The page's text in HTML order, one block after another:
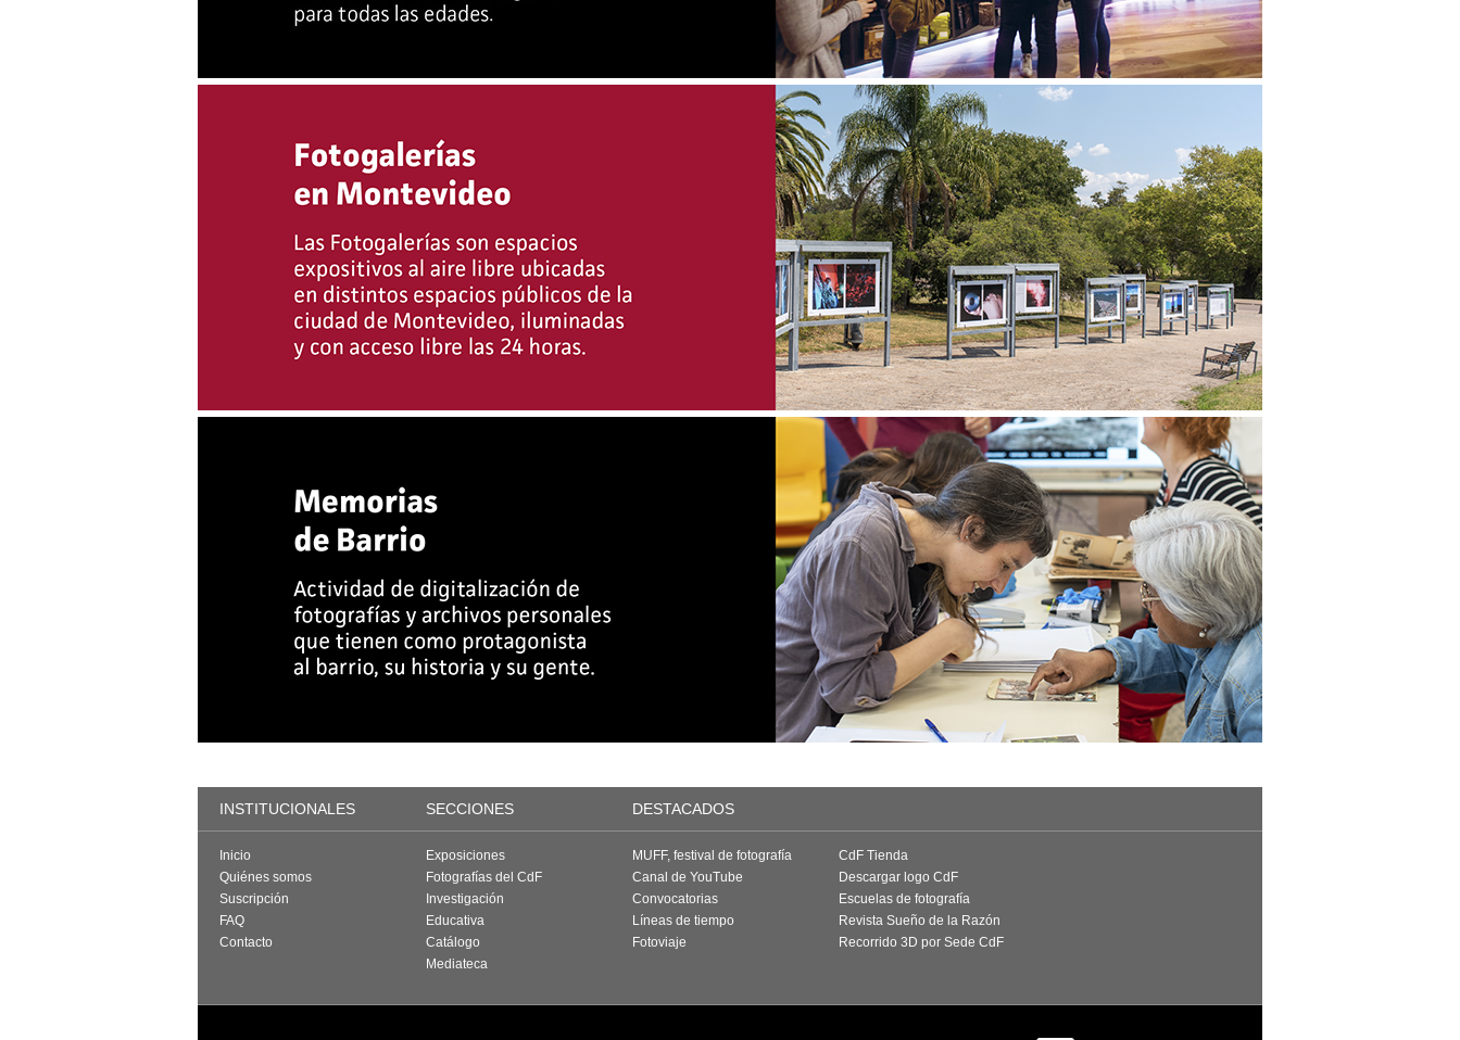
INSTITUCIONALES SECCIONES DESTACADOS
Inicio
Quiénes somos
Suscripción
FAQ
Contacto
Exposiciones
Fotografías del CdF
Investigación
Educativa
Catálogo
Mediateca
MUFF, festival de fotografía
Canal de YouTube
Convocatorias
Líneas de tiempo
Fotoviaje
CdF Tienda
Descargar logo CdF
Escuelas de fotografía
Revista Sueño de la Razón
Recorrido 3D por Sede CdF